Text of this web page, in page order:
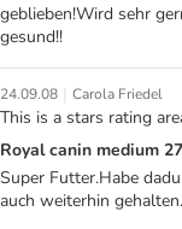
geblieben!Wird sehr
gesund!!
24.09.08 | Carola Friedel
This is a stars rating
Royal canin medium 27
Super Futter.Habe
auch weiterhin gehalten.